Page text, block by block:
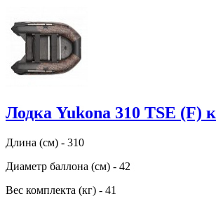
Лодка Yukona 310 TSE (F)
Длина (см) - 310
Диаметр баллона (см) - 42
Вес комплекта (кг) - 41